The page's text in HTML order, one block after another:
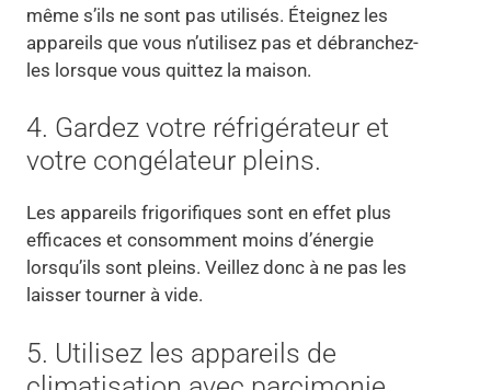
même s’ils ne sont pas utilisés. Éteignez les
appareils que vous n’utilisez pas et débranchez-
les lorsque vous quittez la maison.
4. Gardez votre réfrigérateur et
votre congélateur pleins.
Les appareils frigorifiques sont en effet plus
efficaces et consomment moins d’énergie
lorsqu’ils sont pleins. Veillez donc à ne pas les
laisser tourner à vide.
5. Utilisez les appareils de